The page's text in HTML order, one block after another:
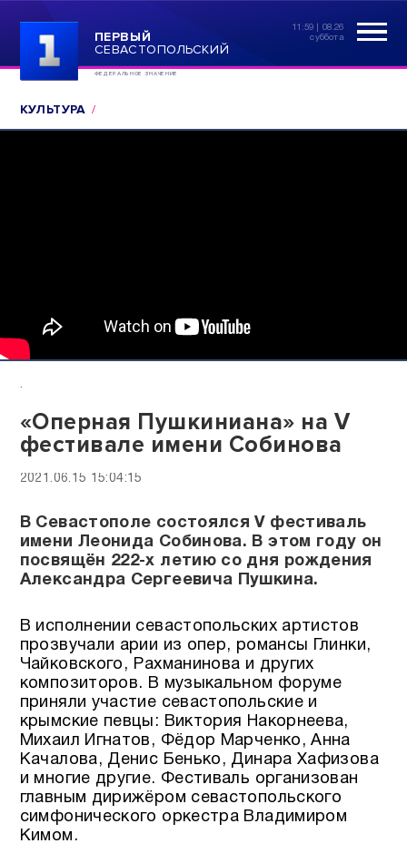
ПЕРВЫЙ
СЕВАСТОПОЛЬСКИЙ
ФЕДЕРАЛЬНОЕ ЗНАЧЕНИЕ
11:59 | 08.26
суббота
КУЛЬТУРА
.
«Оперная Пушкиниана» на V
фестивале имени Собинова
2021.06.15 15:04:15
В Севастополе состоялся V фестиваль
имени Леонида Собинова. В этом году он
посвящён 222-х летию со дня рождения
Александра Сергеевича Пушкина.
В исполнении севастопольских артистов
прозвучали арии из опер, романсы Глинки,
Чайковского, Рахманинова и других
композиторов. В музыкальном форуме
приняли участие севастопольские и
крымские певцы: Виктория Накорнеева,
Михаил Игнатов, Фёдор Марченко, Анна
Качалова, Денис Бенько, Динара Хафизова
и многие другие. Фестиваль организован
главным дирижёром севастопольского
симфонического оркестра Владимиром
Кимом.